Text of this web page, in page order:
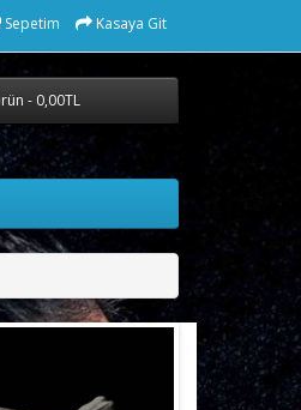
Sepetim Kasaya Git
- 0,00TL